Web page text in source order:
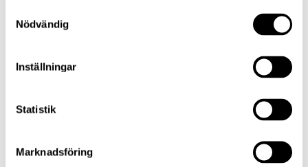
Nödvändig
Inställningar
Statistik
Marknadsföring
Lannebo Kapitalförvaltning
Dela artikel